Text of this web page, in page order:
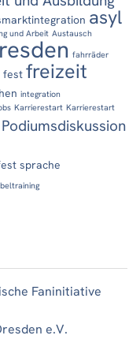
asyl
und Arbeit Austausch
fahrräder
fest freizeit
integration
Karrierestart Karrierestart
Podiumsdiskussion
sprache
Faninitiative
e.V.